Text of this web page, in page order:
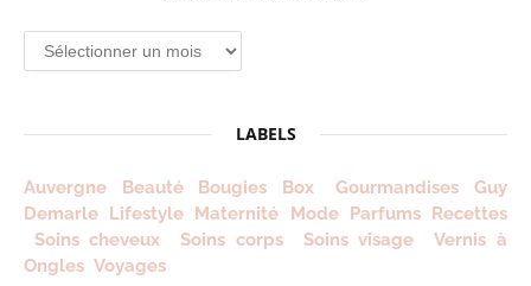
Archives
depuis
LABELS
Auvergne Beauté Bougies Box Gourmandises
Guy
Demarle Lifestyle Maternité Mode Parfums Recettes
Soins cheveux
Soins corps Soins visage
Vernis à
Ongles Voyages